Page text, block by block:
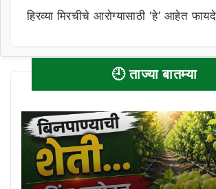
हिरव्या मिरचीचे आरोग्यासाठी ‘हे’ आहेत फायदे
🕘 ताज्या बातम्या